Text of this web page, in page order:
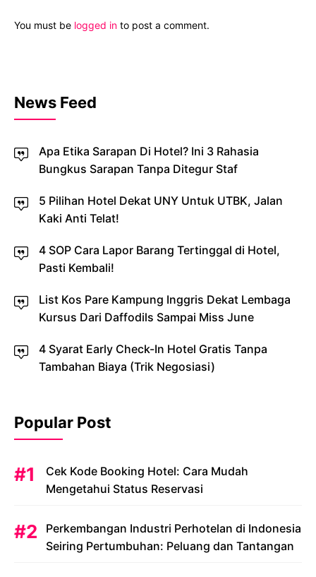
You must be logged in to post a comment.
News Feed
Apa Etika Sarapan Di Hotel? Ini 3 Rahasia
Bungkus Sarapan Tanpa Ditegur Staf
5 Pilihan Hotel Dekat UNY Untuk UTBK, Jalan
Kaki Anti Telat!
4 SOP Cara Lapor Barang Tertinggal di Hotel,
Pasti Kembali!
List Kos Pare Kampung Inggris Dekat Lembaga
Kursus Dari Daffodils Sampai Miss June
4 Syarat Early Check-In Hotel Gratis Tanpa
Tambahan Biaya (Trik Negosiasi)
Popular Post
Cek Kode Booking Hotel: Cara Mudah
Mengetahui Status Reservasi
Perkembangan Industri Perhotelan di Indonesia
Seiring Pertumbuhan: Peluang dan Tantangan